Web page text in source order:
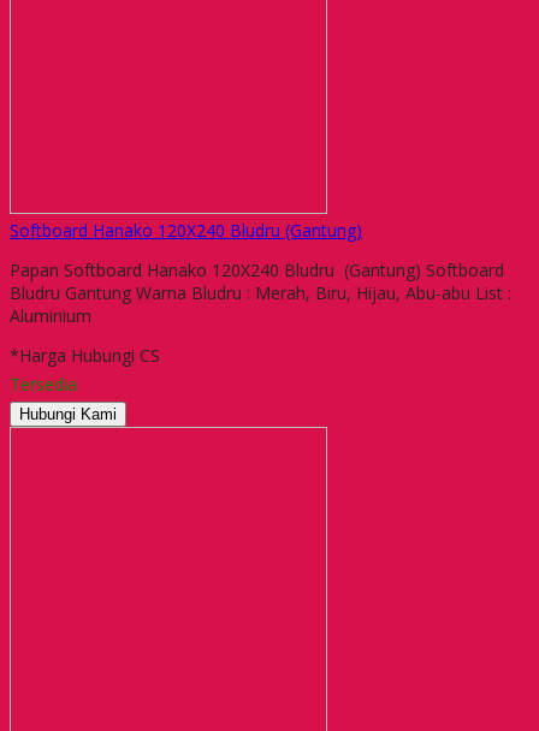
Softboard Hanako 120X240 Bludru (Gantung)
Papan Softboard Hanako 120X240 Bludru (Gantung) Softboard
Bludru Gantung Warna Bludru : Merah, Biru, Hijau, Abu-abu List :
Aluminium
*Harga Hubungi CS
Tersedia
Hubungi Kami